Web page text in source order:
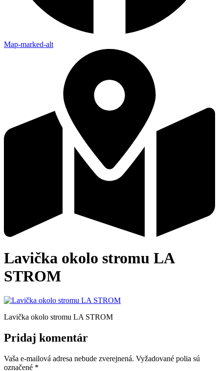
Map-marked-alt
Lavička okolo stromu LA
STROM
Lavička okolo stromu LA STROM
Pridaj komentár
Vaša e-mailová adresa nebude zverejnená. Vyžadované polia sú
označené *